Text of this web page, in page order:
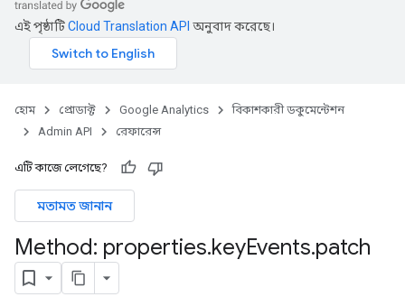
এই পৃষ্ঠাটিCloud Translation API অনুবাদ করেছে।
হোম প্রোডাক্ট Google Analytics
বিকাশকারী ডকুমেন্টেশন
Admin API
রেফারেন্স
এটি কাজে লেগেছে?
মতামত জানান
Method: properties.keyEvents.patch